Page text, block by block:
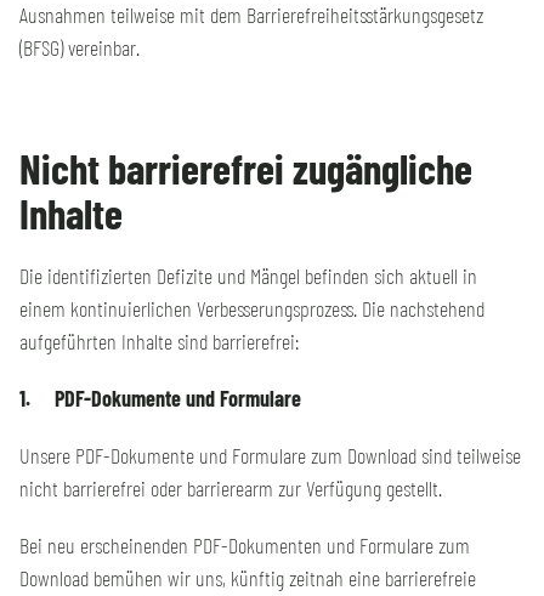
Ausnahmen teilweise mit dem Barrierefreiheitsstärkungsgesetz
(BFSG) vereinbar.
Nicht barrierefrei zugängliche
Inhalte
Die identifizierten Defizite und Mängel befinden sich aktuell in
einem kontinuierlichen Verbesserungsprozess. Die nachstehend
aufgeführten Inhalte sind barrierefrei:
1. PDF-Dokumente und Formulare
Unsere PDF-Dokumente und Formulare zum Download sind teilweise
nicht barrierefrei oder barrierearm zur Verfügung gestellt.
Bei neu erscheinenden PDF-Dokumenten und Formulare zum
Download bemühen wir uns, künftig zeitnah eine barrierefreie